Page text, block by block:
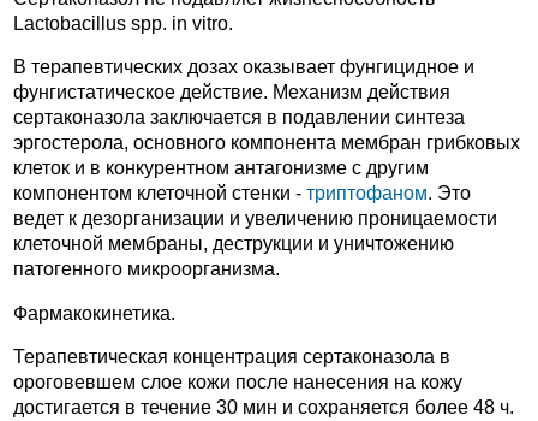
Lactobacillus spp. in vitro.
В терапевтических дозах оказывает фунгицидное и
фунгистатическое действие. Механизм действия
сертаконазола заключается в подавлении синтеза
эргостерола, основного компонента мембран грибковых
клеток и в конкурентном антагонизме с другим
компонентом клеточной стенки - триптофаном. Это
ведет к дезорганизации и увеличению проницаемости
клеточной мембраны, деструкции и уничтожению
патогенного микроорганизма.
Фармакокинетика.
Терапевтическая концентрация сертаконазола в
ороговевшем слое кожи после нанесения на кожу
достигается в течение 30 мин и сохраняется более 48 ч.